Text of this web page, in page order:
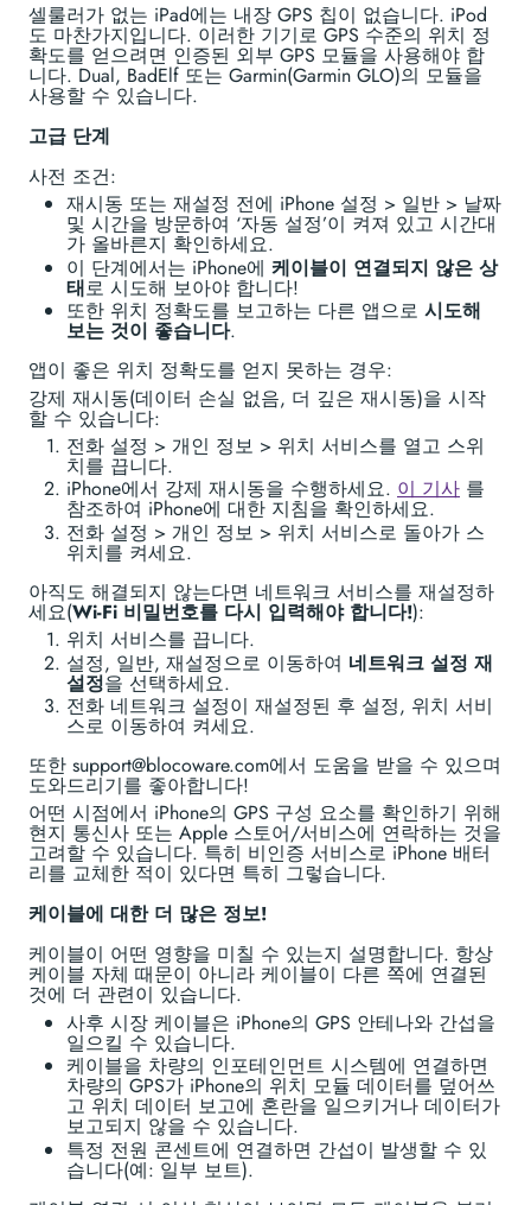
셀룰러가 없는 iPad에는 내장 GPS 칩이 없습니다. iPod
도 마찬가지입니다. 이러한 기기로 GPS 수준의 위치 정
확도를 얻으려면 인증된 외부 GPS 모듈을 사용해야 합
니다. Dual, BadElf 또는 Garmin(Garmin GLO)의 모듈을
사용할 수 있습니다.
고급 단계
사전 조건:
재시동 또는 재설정 전에 iPhone 설정 > 일반 > 날짜
및 시간을 방문하여 ‘자동 설정’이 켜져 있고 시간대
가 올바른지 확인하세요.
이 단계에서는 iPhone에 케이블이 연결되지 않은 상
태로 시도해 보아야 합니다!
또한 위치 정확도를 보고하는 다른 앱으로 시도해
보는 것이 좋습니다.
앱이 좋은 위치 정확도를 얻지 못하는 경우:
강제 재시동(데이터 손실 없음, 더 깊은 재시동)을 시작
할 수 있습니다:
전화 설정 > 개인 정보 > 위치 서비스를 열고 스위
치를 끕니다.
iPhone에서 강제 재시동을 수행하세요. 이 기사 를
참조하여 iPhone에 대한 지침을 확인하세요.
전화 설정 > 개인 정보 > 위치 서비스로 돌아가 스
위치를 켜세요.
아직도 해결되지 않는다면 네트워크 서비스를 재설정하
세요(Wi-Fi 비밀번호를 다시 입력해야 합니다!):
위치 서비스를 끕니다.
설정, 일반, 재설정으로 이동하여 네트워크 설정 재
설정을 선택하세요.
전화 네트워크 설정이 재설정된 후 설정, 위치 서비
스로 이동하여 켜세요.
또한 support@blocoware.com에서 도움을 받을 수 있으며
도와드리기를 좋아합니다!
어떤 시점에서 iPhone의 GPS 구성 요소를 확인하기 위해
현지 통신사 또는 Apple 스토어/서비스에 연락하는 것을
고려할 수 있습니다. 특히 비인증 서비스로 iPhone 배터
리를 교체한 적이 있다면 특히 그렇습니다.
케이블에 대한 더 많은 정보!
케이블이 어떤 영향을 미칠 수 있는지 설명합니다. 항상
케이블 자체 때문이 아니라 케이블이 다른 쪽에 연결된
것에 더 관련이 있습니다.
사후 시장 케이블은 iPhone의 GPS 안테나와 간섭을
일으킬 수 있습니다.
케이블을 차량의 인포테인먼트 시스템에 연결하면
차량의 GPS가 iPhone의 위치 모듈 데이터를 덮어쓰
고 위치 데이터 보고에 혼란을 일으키거나 데이터가
보고되지 않을 수 있습니다.
특정 전원 콘센트에 연결하면 간섭이 발생할 수 있
습니다(예: 일부 보트).